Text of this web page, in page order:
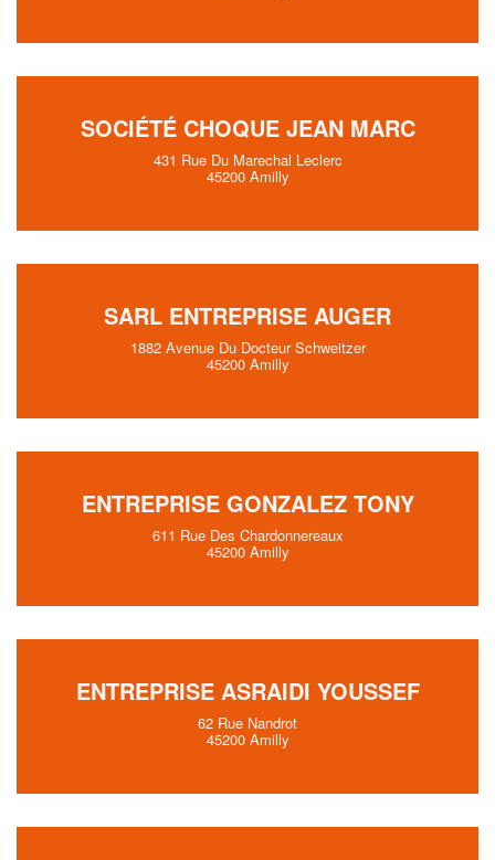
SOCIÉTÉ CHOQUE JEAN MARC
431 Rue Du Marechal Leclerc
45200 Amilly
SARL ENTREPRISE AUGER
1882 Avenue Du Docteur Schweitzer
45200 Amilly
ENTREPRISE GONZALEZ TONY
611 Rue Des Chardonnereaux
45200 Amilly
ENTREPRISE ASRAIDI YOUSSEF
62 Rue Nandrot
45200 Amilly